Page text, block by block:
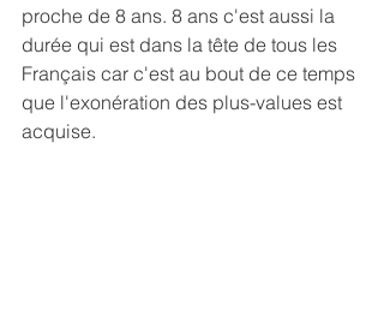
proche de 8 ans. 8 ans c'est aussi la
durée qui est dans la tête de tous les
Français car c'est au bout de ce temps
que l'exonération des plus-values est
acquise.